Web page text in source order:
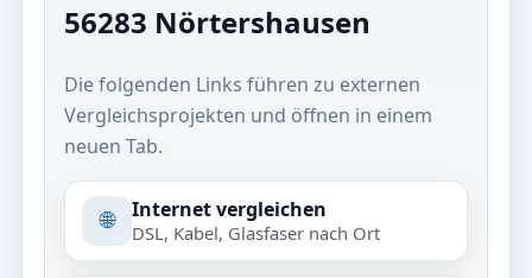
56283 Nörtershausen
Die folgenden Links führen zu externen
Vergleichsprojekten und öffnen in einem
neuen Tab.
🌐 Internet vergleichen
DSL, Kabel, Glasfaser nach Ort